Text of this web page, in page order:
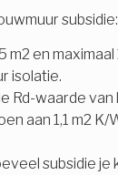
subsidie:
m2 en maximaal
isolatie.
Rd-waarde
aan 1,1 m2 K/
subsidie je